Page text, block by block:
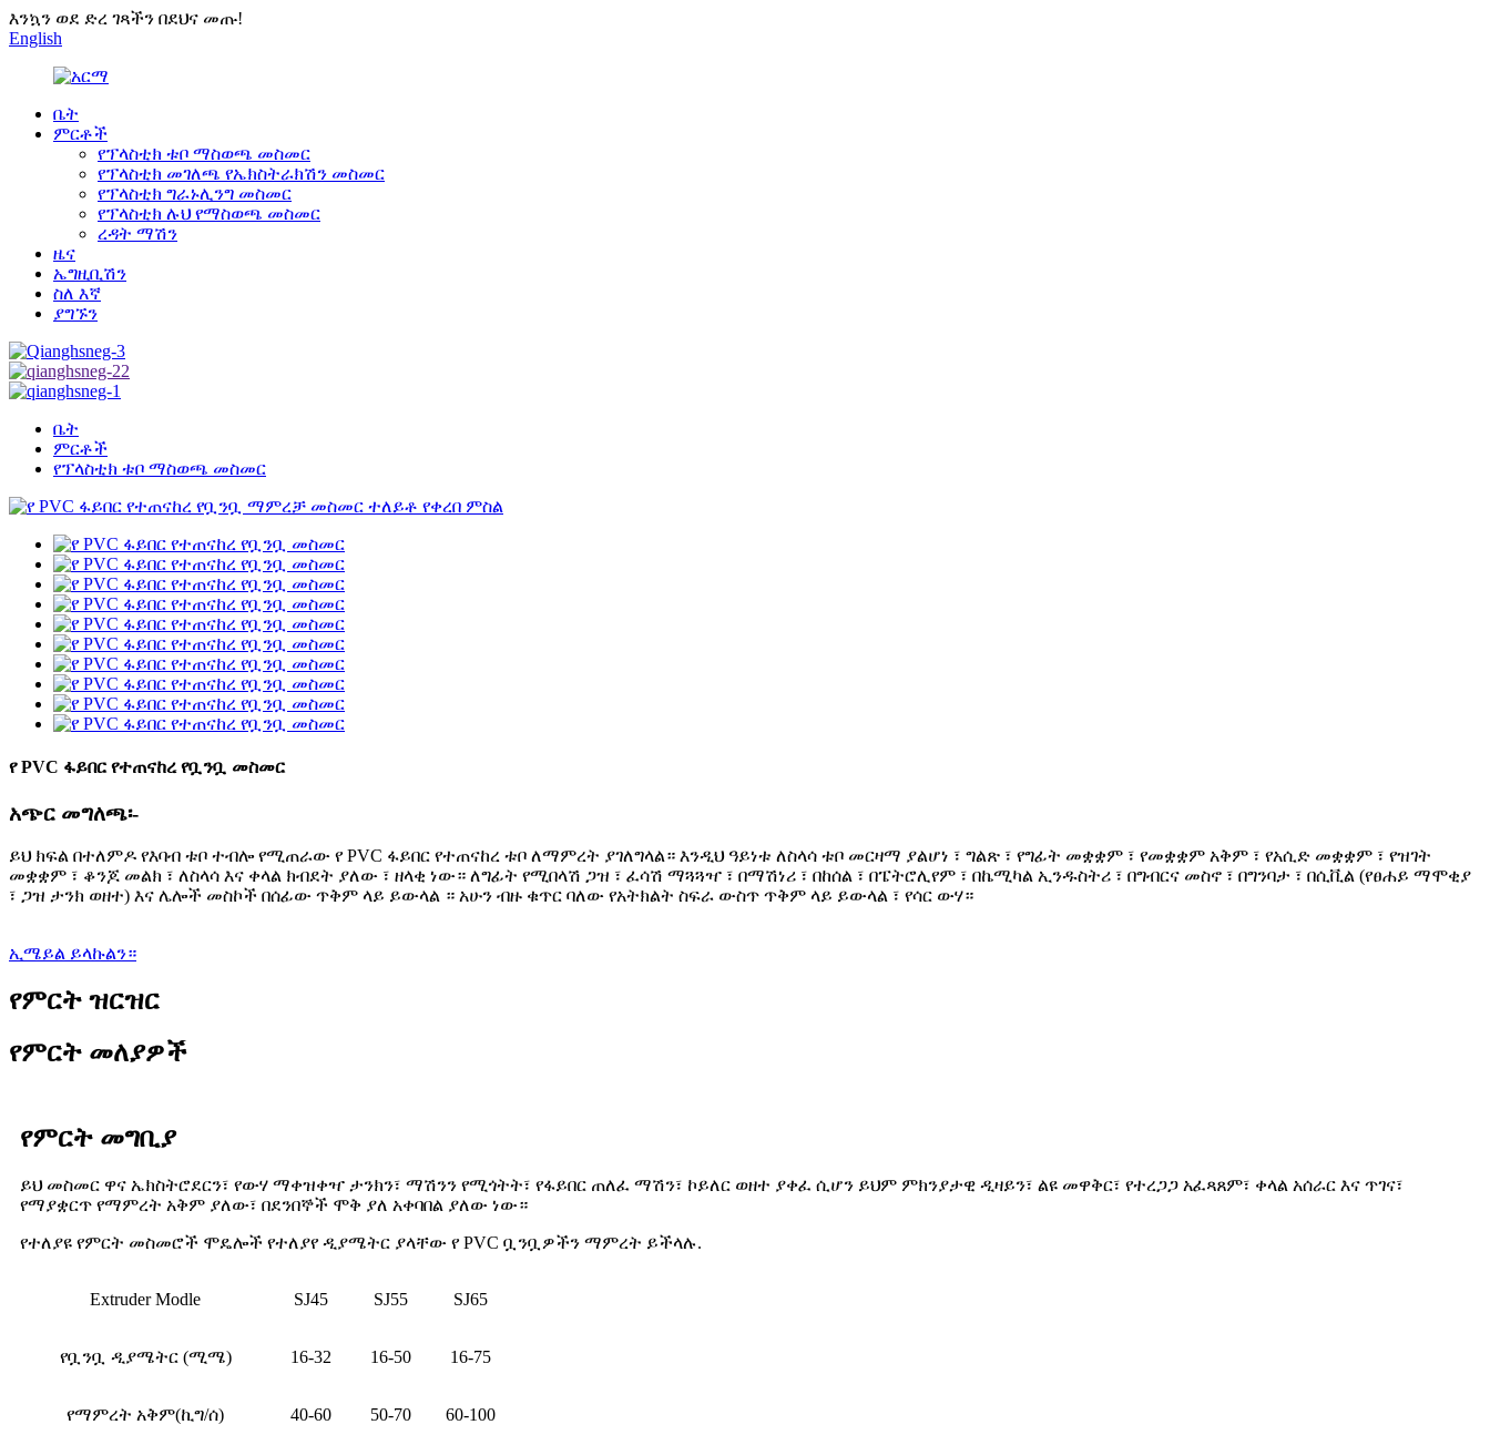
እንኳን ወደ ድረ ገጻችን በደህና መጡ!
English
ቤት
ምርቶች
የፕላስቲክ ቱቦ ማስወጫ መስመር
የፕላስቲክ መገለጫ የኤክስትራክሽን መስመር
የፕላስቲክ ግራኑሊንግ መስመር
የፕላስቲክ ሉህ የማስወጫ መስመር
ረዳት ማሽን
ዜና
ኤግዚቢሽን
ስለ እኛ
ያግኙን
ቤት
ምርቶች
የፕላስቲክ ቱቦ ማስወጫ መስመር
የ PVC ፋይበር የተጠናከረ የቧንቧ መስመር
አጭር መግለጫ፡-
ይህ ክፍል በተለምዶ የእባብ ቱቦ ተብሎ የሚጠራው የ PVC ፋይበር የተጠናከረ ቱቦ ለማምረት ያገለግላል። እንዲህ ዓይነቱ ለስላሳ ቱቦ መርዛማ ያልሆነ ፣ ግልጽ ፣ የግፊት መቋቋም ፣ የመቋቋም አቅም ፣ የአሲድ መቋቋም ፣ የዝገት
መቋቋም ፣ ቆንጆ መልክ ፣ ለስላሳ እና ቀላል ክብደት ያለው ፣ ዘላቂ ነው። ለግፊት የሚበላሽ ጋዝ ፣ ፈሳሽ ማጓጓዣ ፣ በማሽነሪ ፣ በከሰል ፣ በፔትሮሊየም ፣ በኬሚካል ኢንዱስትሪ ፣ በግብርና መስኖ ፣ በግንባታ ፣ በሲቪል (የፀሐይ ማሞቂያ
፣ ጋዝ ታንክ ወዘተ) እና ሌሎች መስኮች በሰፊው ጥቅም ላይ ይውላል ። አሁን ብዙ ቁጥር ባለው የአትክልት ስፍራ ውስጥ ጥቅም ላይ ይውላል ፣ የሳር ውሃ።
ኢሜይል ይላኩልን።
የምርት ዝርዝር
የምርት መለያዎች
የምርት መግቢያ
ይህ መስመር ዋና ኤክስትሮደርን፣ የውሃ ማቀዝቀዣ ታንክን፣ ማሽንን የሚጎትት፣ የፋይበር ጠለፈ ማሽን፣ ኮይለር ወዘተ ያቀፈ ሲሆን ይህም ምክንያታዊ ዲዛይን፣ ልዩ መዋቅር፣ የተረጋጋ አፈጻጸም፣ ቀላል አሰራር እና ጥገና፣
የማያቋርጥ የማምረት አቅም ያለው፣ በደንበኞች ሞቅ ያለ አቀባበል ያለው ነው።
የተለያዩ የምርት መስመሮች ሞዴሎች የተለያየ ዲያሜትር ያላቸው የ PVC ቧንቧዎችን ማምረት ይችላሉ.
Extruder Modle SJ45 SJ55 SJ65
የቧንቧ ዲያሜትር (ሚሜ) 16-32 16-50 16-75
የማምረት አቅም(ኪግ/ሰ) 40-60 50-70 60-100